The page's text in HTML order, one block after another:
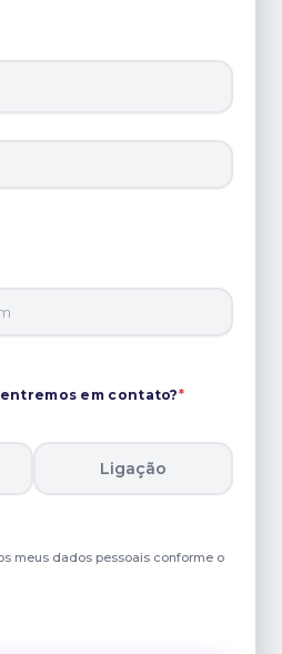
em contato?*
Ligação
meus dados pessoais conforme o